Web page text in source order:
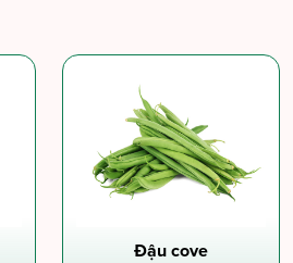
Đậu cove